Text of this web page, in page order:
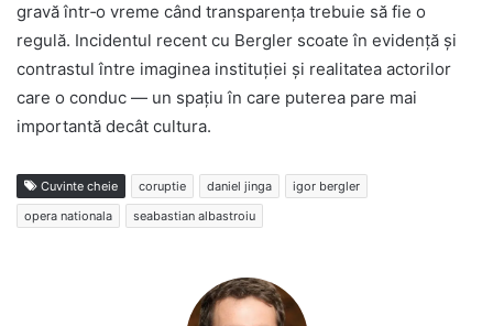
gravă într‑o vreme când transparența trebuie să fie o
regulă. Incidentul recent cu Bergler scoate în evidență și
contrastul între imaginea instituției și realitatea actorilor
care o conduc — un spațiu în care puterea pare mai
importantă decât cultura.
Cuvinte cheie coruptie daniel jinga
igor bergler
opera nationala
seabastian albastroiu